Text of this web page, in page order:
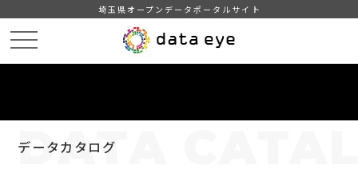
埼玉県オープンデータポータルサイト
データカタログ
DATA